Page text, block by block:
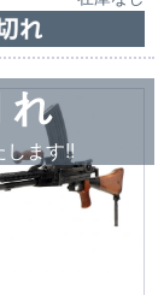
れ
ます!!